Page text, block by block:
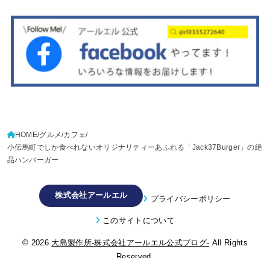
HOME グルメ カフェ
小伝馬町でしか食べれないオリジナリティーあふれる「Jack37Burger」の絶
品ハンバーガー
株式会社アールエル プライバシーポリシー
このサイトについて
© 2026 大島製作所-株式会社アールエル公式ブログ- All Rights